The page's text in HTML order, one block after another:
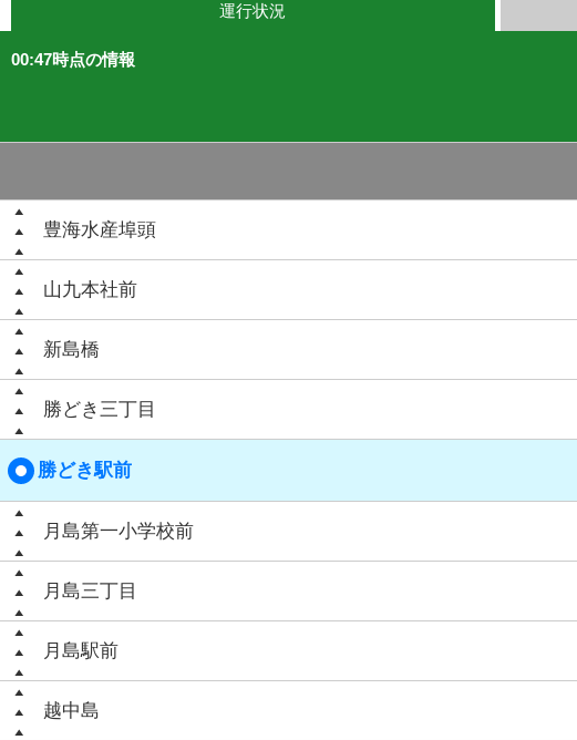
運行状況
00:47時点の情報
豊海水産埠頭
山九本社前
新島橋
勝どき三丁目
勝どき駅前
月島第一小学校前
月島三丁目
月島駅前
越中島